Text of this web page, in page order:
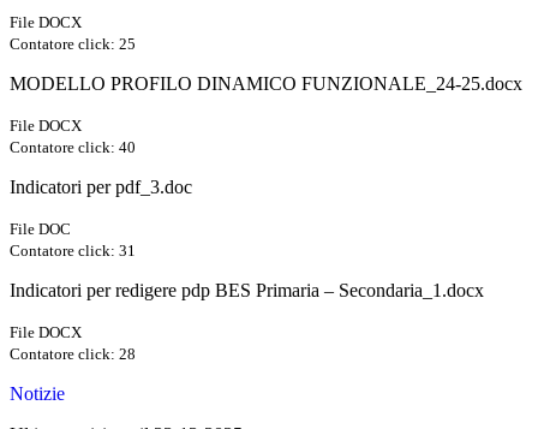
File DOCX
Contatore click: 25
MODELLO PROFILO DINAMICO FUNZIONALE_24-25.docx
File DOCX
Contatore click: 40
Indicatori per pdf_3.doc
File DOC
Contatore click: 31
Indicatori per redigere pdp BES Primaria – Secondaria_1.docx
File DOCX
Contatore click: 28
Notizie